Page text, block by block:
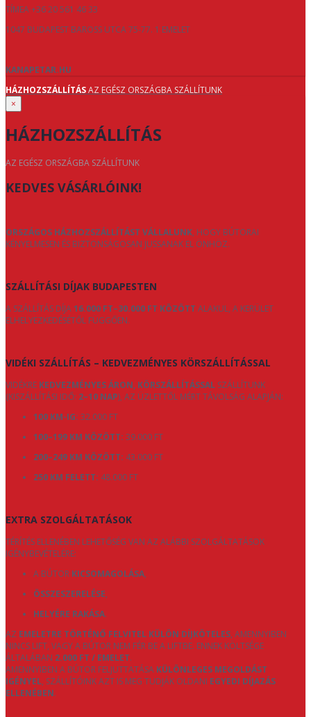
TÍMEA +36 20 561 46 33
1047 BUDAPEST BAROSS UTCA 75-77. 1 EMELET
KANAPETAR.HU
HÁZHOZSZÁLLÍTÁSAZ EGÉSZ ORSZÁGBA SZÁLLÍTUNK
×
HÁZHOZSZÁLLÍTÁS
AZ EGÉSZ ORSZÁGBA SZÁLLÍTUNK
KEDVES VÁSÁRLÓINK!
ORSZÁGOS HÁZHOZSZÁLLÍTÁST VÁLLALUNK, HOGY BÚTORAI
KÉNYELMESEN ÉS BIZTONSÁGOSAN JUSSANAK EL ÖNHÖZ.
SZÁLLÍTÁSI DÍJAK BUDAPESTEN
A SZÁLLÍTÁS DÍJA16.000 FT–30.000 FT KÖZÖTT ALAKUL, A KERÜLET
ELHELYEZKEDÉSÉTŐL FÜGGŐEN.
VIDÉKI SZÁLLÍTÁS – KEDVEZMÉNYES KÖRSZÁLLÍTÁSSAL
VIDÉKRE KEDVEZMÉNYES ÁRON, KÖRSZÁLLÍTÁSSAL SZÁLLÍTUNK
(KISZÁLLÍTÁSI IDŐ: 2–10 NAP), AZ ÜZLETTŐL MÉRT TÁVOLSÁG ALAPJÁN:
100 KM-IG: 32.000 FT
100–199 KM KÖZÖTT: 39.000 FT
200–249 KM KÖZÖTT: 43.000 FT
250 KM FELETT: 48.000 FT
EXTRA SZOLGÁLTATÁSOK
TÉRÍTÉS ELLENÉBEN LEHETŐSÉG VAN AZ ALÁBBI SZOLGÁLTATÁSOK
IGÉNYBEVÉTELÉRE:
A BÚTOR KICSOMAGOLÁSA,
ÖSSZESZERELÉSE,
HELYÉRE RAKÁSA.
AZ EMELETRE TÖRTÉNŐ FELVITEL KÜLÖN DÍJKÖTELES, AMENNYIBEN
NINCS LIFT, VAGY A BÚTOR NEM FÉR BE A LIFTBE. ENNEK KÖLTSÉGE
ÁLTALÁBAN 2.000 FT / EMELET.
AMENNYIBEN A BÚTOR FELJUTTATÁSA KÜLÖNLEGES MEGOLDÁST
IGÉNYEL, SZÁLLÍTÓINK AZT IS MEG TUDJÁK OLDANI EGYEDI DÍJAZÁS
ELLENÉBEN.